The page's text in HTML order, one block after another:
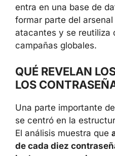
credenciales robadas
vectores de ataque
que una contraseña
datos filtrada, pasa a
forma sistemática en
LOS
Una parte importante
Kaspersky se centró